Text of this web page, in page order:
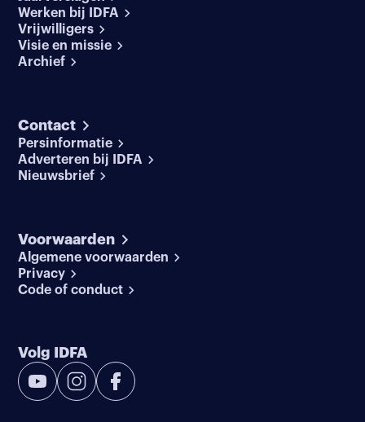
Werken bij IDFA
Vrijwilligers
Visie en missie
Archief
Contact
Persinformatie
Adverteren bij IDFA
Nieuwsbrief
Voorwaarden
Algemene voorwaarden
Privacy
Code of conduct
Volg IDFA